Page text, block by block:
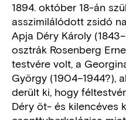
1894. október 18-án
asszimilálódott zsidó
Apja Déry Károly
osztrák Rosenberg
testvére volt, a
György (1904–1944?),
derült ki, hogy
Déry öt- és kilencéves